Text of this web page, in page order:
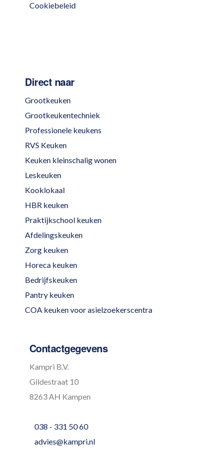
Cookiebeleid
Direct naar
Grootkeuken
Grootkeukentechniek
Professionele keukens
RVS Keuken
Keuken kleinschalig wonen
Leskeuken
Kooklokaal
HBR keuken
Praktijkschool keuken
Afdelingskeuken
Zorg keuken
Horeca keuken
Bedrijfskeuken
Pantry keuken
COA keuken voor asielzoekerscentra
Contactgegevens
Kampri B.V.
Gildestraat 10
8263 AH Kampen
038 - 331 50 60
advies@kampri.nl